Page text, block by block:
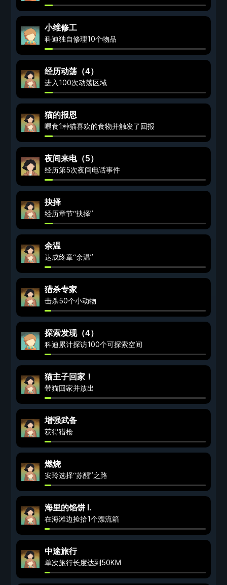
小维修工
科迪独自修理10个物品
经历动荡（4）
进入100次动荡区域
猫的报恩
喂食1种猫喜欢的食物并触发了回报
夜间来电（5）
经历第5次夜间电话事件
抉择
经历章节“抉择”
余温
达成终章“余温”
猎杀专家
击杀50个小动物
探索发现（4）
科迪累计探访100个可探索空间
猫主子回家！
带猫回家并放出
增强武备
获得猎枪
燃烧
安玲选择“苏醒”之路
海里的馅饼 I.
在海滩边捡拾1个漂流箱
中途旅行
单次旅行长度达到50KM